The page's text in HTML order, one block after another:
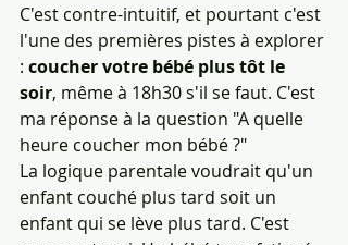
C'est contre-intuitif, et pourtant c'est
l'une des premières pistes à explorer
: coucher votre bébé plus tôt le
soir, même à 18h30 s'il se faut. C'est
ma réponse à la question "A quelle
heure coucher mon bébé ?"
La logique parentale voudrait qu'un
enfant couché plus tard soit un
enfant qui se lève plus tard. C'est